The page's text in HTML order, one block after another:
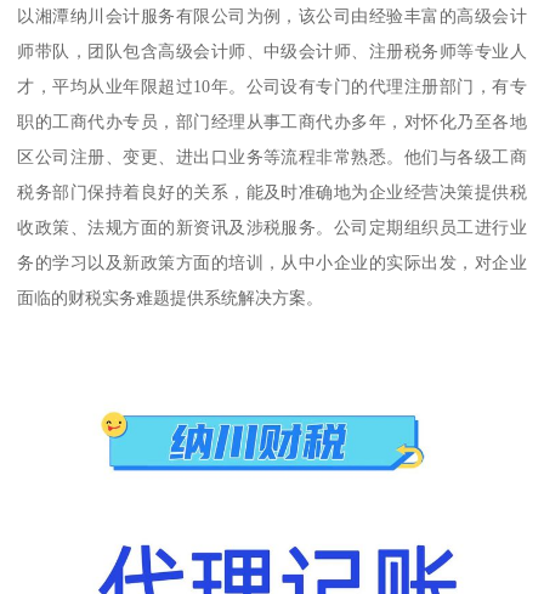
以湘潭纳川会计服务有限公司为例，该公司由经验丰富的高级会计
师带队，团队包含高级会计师、中级会计师、注册税务师等专业人
才，平均从业年限超过10年。公司设有专门的代理注册部门，有专
职的工商代办专员，部门经理从事工商代办多年，对怀化乃至各地
区公司注册、变更、进出口业务等流程非常熟悉。他们与各级工商
税务部门保持着良好的关系，能及时准确地为企业经营决策提供税
收政策、法规方面的新资讯及涉税服务。公司定期组织员工进行业
务的学习以及新政策方面的培训，从中小企业的实际出发，对企业
面临的财税实务难题提供系统解决方案。